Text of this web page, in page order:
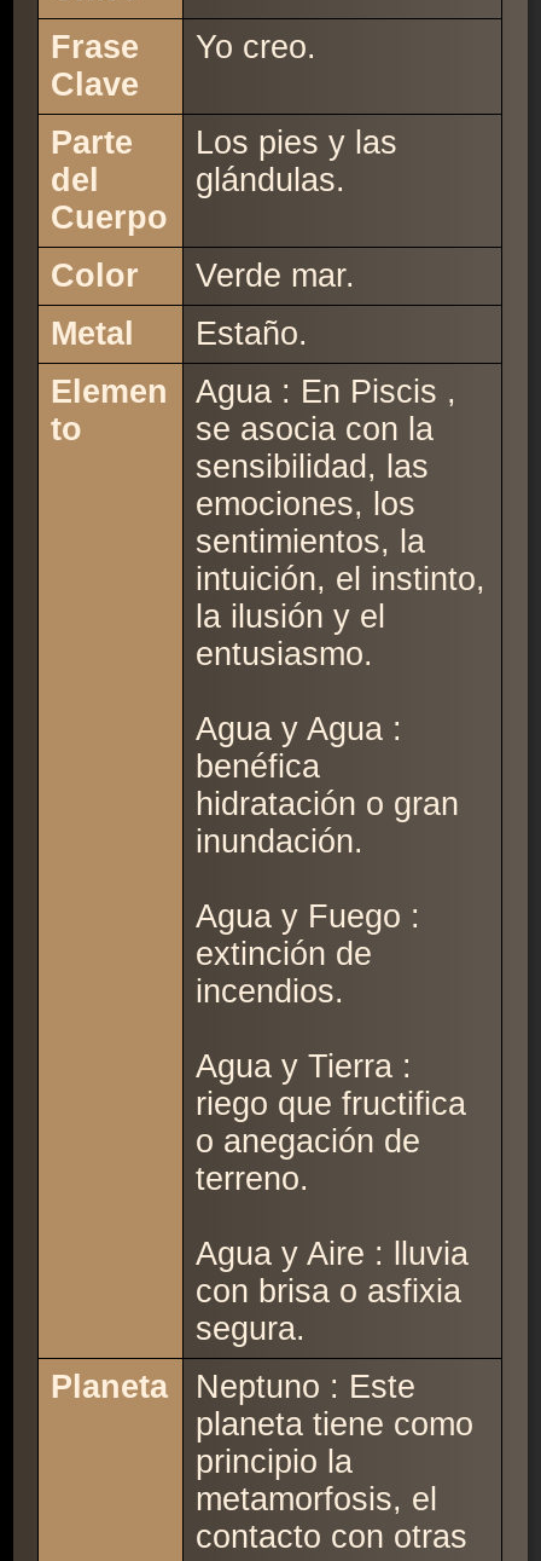
Frase
Clave
Yo creo.
Parte
del
Cuerpo
Los pies y las
glándulas.
Color
Verde mar.
Metal
Estaño.
Elemen
to
Agua : En Piscis ,
se asocia con la
sensibilidad, las
emociones, los
sentimientos, la
intuición, el instinto,
la ilusión y el
entusiasmo.
Agua y Agua :
benéfica
hidratación o gran
inundación.
Agua y Fuego :
extinción de
incendios.
Agua y Tierra :
riego que fructifica
o anegación de
terreno.
Agua y Aire : lluvia
con brisa o asfixia
segura.
Planeta
Neptuno : Este
planeta tiene como
principio la
metamorfosis, el
contacto con otras